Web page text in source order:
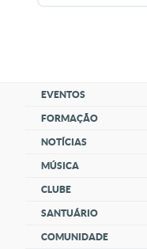
EVENTOS
FORMAÇÃO
NOTÍCIAS
MÚSICA
CLUBE
SANTUÁRIO
COMUNIDADE